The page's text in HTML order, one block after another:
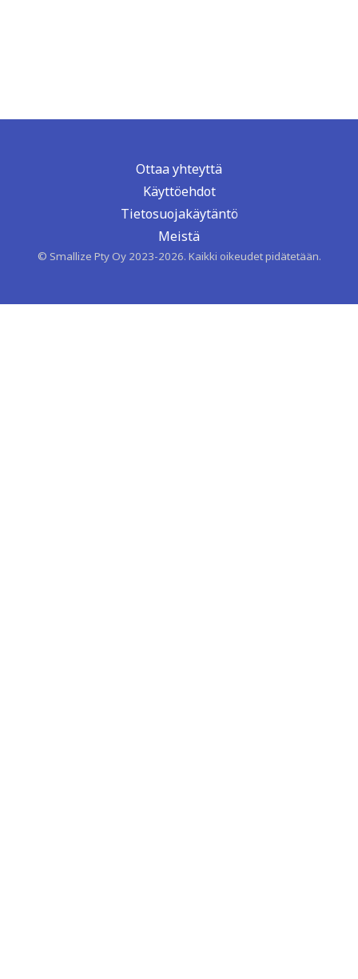
Ottaa yhteyttä
Käyttöehdot
Tietosuojakäytäntö
Meistä
© Smallize Pty Oy 2023-2026. Kaikki oikeudet pidätetään.